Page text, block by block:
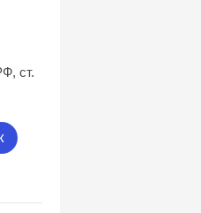
cт.